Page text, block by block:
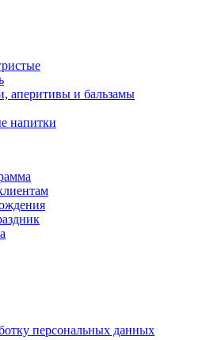
аперитивы и бальзамы
напитки
персональных данных